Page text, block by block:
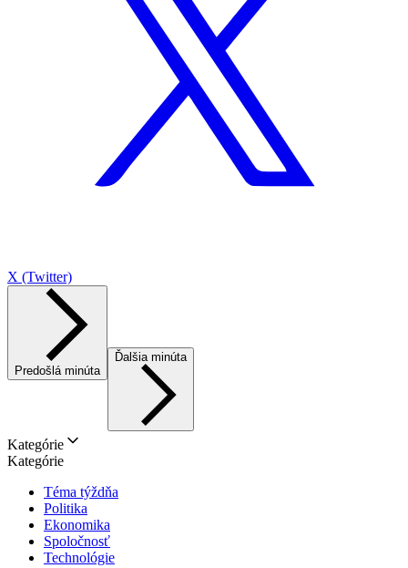
X (Twitter)
Predošlá minúta
Ďalšia minúta
Kategórie
Kategórie
Téma týždňa
Politika
Ekonomika
Spoločnosť
Technológie